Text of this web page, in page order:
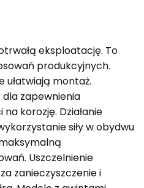
eksploatację. To
produkcyjnych.
ułatwiają montaż.
zapewnienia
korozję. Działanie
siły w obydwu
Uszczelnienie
zanieczyszczenie i